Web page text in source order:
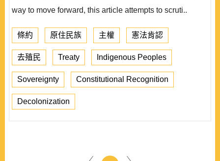
way to move forward, this article attempts to scruti..
條約 原住民族 主權 憲法肯認
去殖民 Treaty Indigenous Peoples
Sovereignty Constitutional Recognition
Decolonization